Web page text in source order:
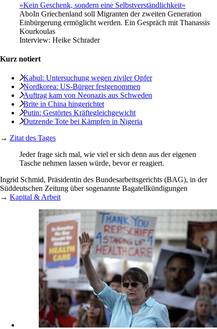
»Kein Geschenk, sondern eine Selbstverständlichkeit«
AboIn Griechenland soll Migranten der zweiten Generation
Einbürgerung ermöglicht werden. Ein Gespräch mit Thanassis
Kourkoulas
Interview: Heike Schrader
Kurz notiert
Kabul: Untersuchung wegen ziviler Opfer
Nordkorea: US-Bürger festgenommen
Auftrag kam von Neonazis aus Schweden
Brite in China hingerichtet
Putin: Gestörtes Kräftegleichgewicht
Dutzende Tote bei Kämpfen in Nigeria
→ Zitat des Tages
Jeder frage sich mal, wie viel er sich denn aus der eigenen
Tasche nehmen lassen würde, bevor er reagiert.
Ingrid Schmid, Präsidentin des Bundesarbeitsgerichts (BAG), in der
Süddeutschen Zeitung über sogenannte Bagatellkündigungen
→ Kapital & Arbeit